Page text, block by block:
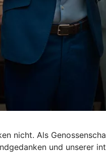
nicht. Als
und unserer